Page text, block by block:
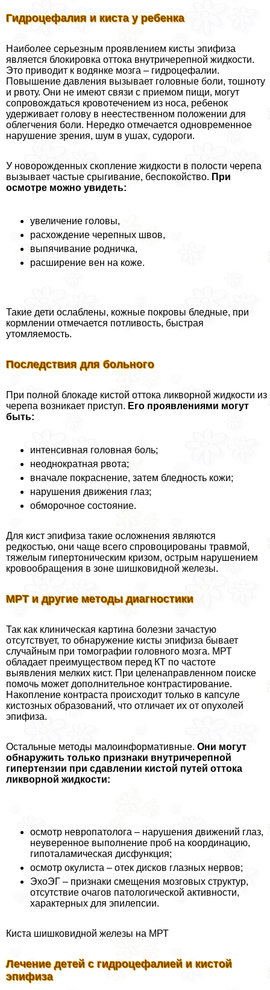
Гидроцефалия и киста у ребенка
Наиболее серьезным проявлением кисты эпифиза
является блокировка оттока внутричерепной жидкости.
Это приводит к водянке мозга – гидроцефалии.
Повышение давления вызывает головные боли, тошноту
и рвоту. Они не имеют связи с приемом пищи, могут
сопровождаться кровотечением из носа, ребенок
удерживает голову в неестественном положении для
облегчения боли. Нередко отмечается одновременное
нарушение зрения, шум в ушах, судороги.
У новорожденных скопление жидкости в полости черепа
вызывает частые срыгивание, беспокойство. При
осмотре можно увидеть:
увеличение головы,
расхождение черепных швов,
выпячивание родничка,
расширение вен на коже.
Такие дети ослаблены, кожные покровы бледные, при
кормлении отмечается потливость, быстрая
утомляемость.
Последствия для больного
При полной блокаде кистой оттока ликворной жидкости из
черепа возникает приступ. Его проявлениями могут
быть:
интенсивная головная боль;
неоднократная рвота;
вначале покраснение, затем бледность кожи;
нарушения движения глаз;
обморочное состояние.
Для кист эпифиза такие осложнения являются
редкостью, они чаще всего спровоцированы травмой,
тяжелым гипертоническим кризом, острым нарушением
кровообращения в зоне шишковидной железы.
МРТ и другие методы диагностики
Так как клиническая картина болезни зачастую
отсутствует, то обнаружение кисты эпифиза бывает
случайным при томографии головного мозга. МРТ
обладает преимуществом перед КТ по частоте
выявления мелких кист. При целенаправленном поиске
помочь может дополнительное контрастирование.
Накопление контраста происходит только в капсуле
кистозных образований, что отличает их от опухолей
эпифиза.
Остальные методы малоинформативные. Они могут
обнаружить только признаки внутричерепной
гипертензии при сдавлении кистой путей оттока
ликворной жидкости:
осмотр невропатолога – нарушения движений глаз,
неуверенное выполнение проб на координацию,
гипоталамическая дисфункция;
осмотр окулиста – отек дисков глазных нервов;
ЭхоЭГ – признаки смещения мозговых структур,
отсутствие очагов патологической активности,
хаpaктерных для эпилепсии.
Киста шишковидной железы на МРТ
Лечение детей с гидроцефалией и кистой
эпифиза